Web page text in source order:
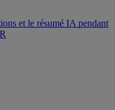
et le résumé IA pendant